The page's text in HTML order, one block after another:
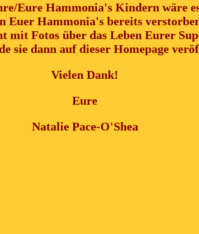
Eure Hammonia's Kindern wäre
Euer Hammonia's bereits
mit Fotos über das Leben Eurer
sie dann auf dieser Homepage
Vielen Dank!
Eure
Natalie Pace-O'Shea